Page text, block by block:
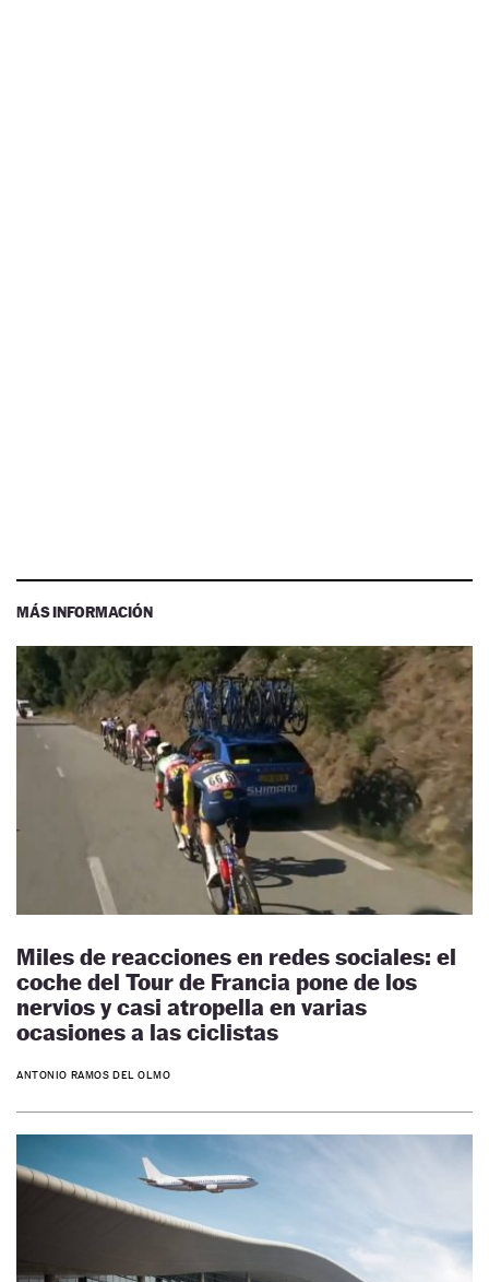
MÁS INFORMACIÓN
Miles de reacciones en redes sociales: el
coche del Tour de Francia pone de los
nervios y casi atropella en varias
ocasiones a las ciclistas
ANTONIO RAMOS DEL OLMO